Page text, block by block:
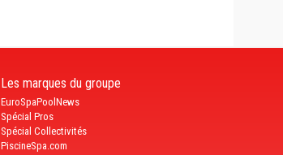
Les marques du groupe
EuroSpaPoolNews
Spécial Pros
Spécial Collectivités
PiscineSpa.com